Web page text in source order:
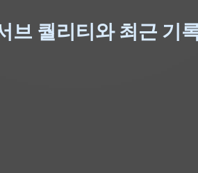
브 퀄리티와 최근 기